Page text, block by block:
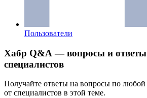
Пользователи
Хабр Q&A — вопросы и
специалистов
Получайте ответы на вопросы по любой
от специалистов в этой теме.